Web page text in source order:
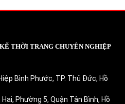
THỜI TRANG CHUYÊN NGHIỆP
Bình Phước, TP. Thủ Đức, Hồ
Phường 5, Quận Tân Bình, Hồ